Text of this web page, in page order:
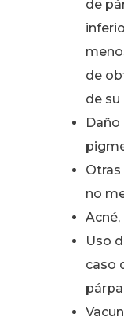
de
de
de
Daño
Otras
no
Uso
caso